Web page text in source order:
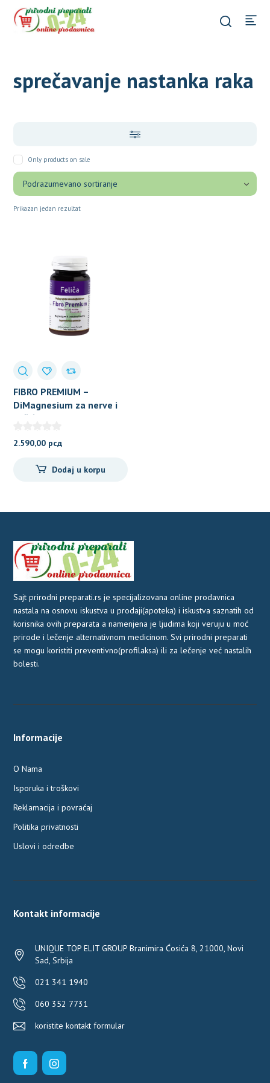
sprečavanje nastanka raka
Only products on sale
Prikazan jedan rezultat
FIBRO PREMIUM –
DiMagnesium za nerve i
mišiće
2.590,00 рсд
Dodaj u korpu
Sajt prirodni preparati.rs je specijalizovana online prodavnica
nastala na osnovu iskustva u prodaji(apoteka) i iskustva saznatih od
korisnika ovih preparata a namenjena je ljudima koji veruju u moć
prirode i lečenje alternativnom medicinom. Svi prirodni preparati
se mogu koristiti preventivno(profilaksa) ili za lečenje već nastalih
bolesti.
Informacije
O Nama
Isporuka i troškovi
Reklamacija i povraćaj
Politika privatnosti
Uslovi i odredbe
Kontakt informacije
UNIQUE TOP ELIT GROUP Branimira Ćosića 8, 21000, Novi
Sad, Srbija
021 341 1940
060 352 7731
koristite kontakt formular